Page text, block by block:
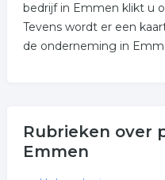
bedrijf in Emmen klikt u
Tevens wordt er een
de onderneming in
Rubrieken over
Emmen